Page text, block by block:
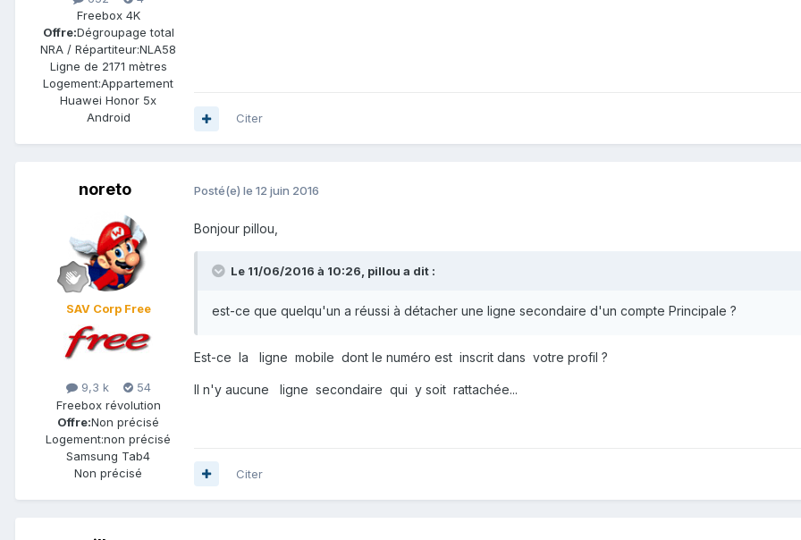
Freebox 4K
Offre:Dégroupage total
NRA / Répartiteur:NLA58
Ligne de 2171 mètres
Logement:Appartement
Huawei Honor 5x
Android
Citer
noreto
SAV Corp Free
9,3 k
54
Freebox révolution
Offre:Non précisé
Logement:non précisé
Samsung Tab4
Non précisé
Posté(e) le 12 juin 2016
Bonjour pillou,
Le 11/06/2016 à 10:26, pillou a dit :
est-ce que quelqu'un a réussi à détacher une ligne secondaire d'un compte Principale ?
Est-ce la ligne mobile dont le numéro est inscrit dans votre profil ?
Il n'y aucune ligne secondaire qui y soit rattachée...
Citer